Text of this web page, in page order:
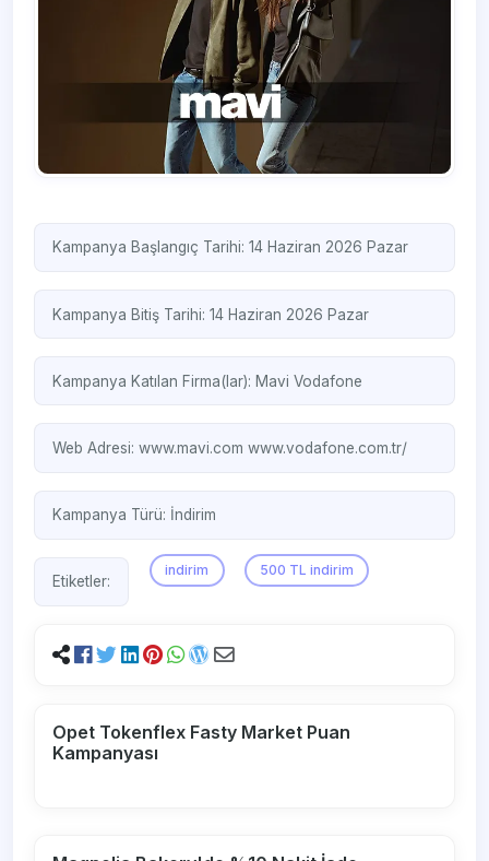
Kampanya Başlangıç Tarihi: 14 Haziran 2026 Pazar
Kampanya Bitiş Tarihi: 14 Haziran 2026 Pazar
Kampanya Katılan Firma(lar): MaviVodafone
Web Adresi:www.mavi.comwww.vodafone.com.tr/ ‎
Kampanya Türü: İndirim
Etiketler:
indirim 500 TL indirim
Opet Tokenflex Fasty Market Puan
Kampanyası